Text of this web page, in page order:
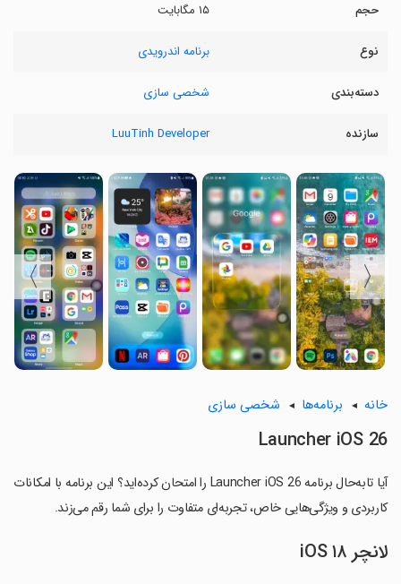
حجم ۱۵ مگابایت
نوع برنامه اندرویدی
دسته‌بندی شخصی سازی
سازنده LuuTinh Developer
〈
〉
خانه برنامه‌ها شخصی سازی
Launcher iOS 26
آیا تابه‌حال برنامه Launcher iOS 26 را امتحان کرده‌اید؟ این برنامه با امکانات
کاربردی و ویژگی‌هایی خاص، تجربه‌ای متفاوت را برای شما رقم می‌زند.
لانچر iOS ۱۸